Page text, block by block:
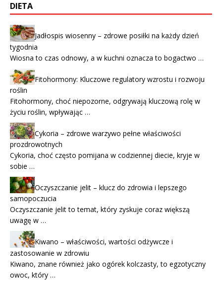
DIETA
Jadłospis wiosenny – zdrowe posiłki na każdy dzień
tygodnia
Wiosna to czas odnowy, a w kuchni oznacza to bogactwo …
Fitohormony: Kluczowe regulatory wzrostu i rozwoju
roślin
Fitohormony, choć niepozorne, odgrywają kluczową rolę w
życiu roślin, wpływając …
Cykoria – zdrowe warzywo pełne właściwości
prozdrowotnych
Cykoria, choć często pomijana w codziennej diecie, kryje w
sobie …
Oczyszczanie jelit – klucz do zdrowia i lepszego
samopoczucia
Oczyszczanie jelit to temat, który zyskuje coraz większą
uwagę w …
Kiwano – właściwości, wartości odżywcze i
zastosowanie w zdrowiu
Kiwano, znane również jako ogórek kolczasty, to egzotyczny
owoc, który …